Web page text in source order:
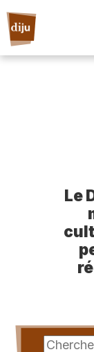
Le